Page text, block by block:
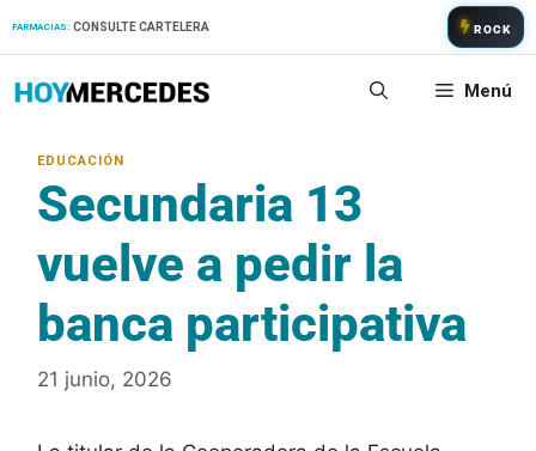
FARMACIAS: CONSULTE CARTELERA ROCK
Menú
Secundaria 13
vuelve a pedir la
banca participativa
21 junio, 2026